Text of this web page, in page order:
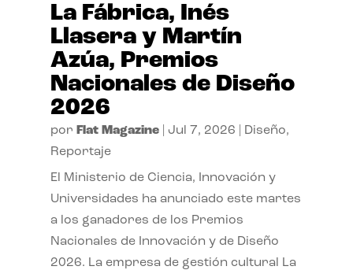
La Fábrica, Inés
Llasera y Martín
Azúa, Premios
Nacionales de Diseño
2026
por Flat Magazine| Jul 7, 2026 Diseño,
Reportaje
El Ministerio de Ciencia, Innovación y
Universidades ha anunciado este martes
a los ganadores de los Premios
Nacionales de Innovación y de Diseño
2026. La empresa de gestión cultural La